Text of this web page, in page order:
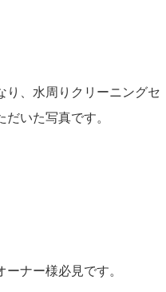
り、水周りクリーニングセ
いた写真です。
ナー様必見です。